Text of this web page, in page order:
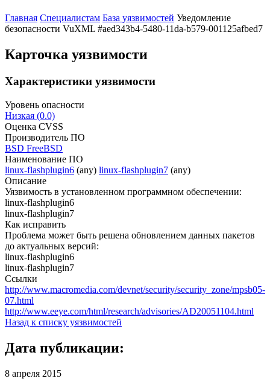
Главная Специалистам База уязвимостей Уведомление
безопасности VuXML #aed343b4-5480-11da-b579-001125afbed7
Карточка уязвимости
Характеристики уязвимости
Уровень опасности
Низкая (0.0)
Оценка CVSS
Производитель ПО
BSD FreeBSD
Наименование ПО
linux-flashplugin6 (any) linux-flashplugin7 (any)
Описание
Уязвимость в установленном программном обеспечении:
linux-flashplugin6
linux-flashplugin7
Как исправить
Проблема может быть решена обновлением данных пакетов
до актуальных версий:
linux-flashplugin6
linux-flashplugin7
Ссылки
http://www.macromedia.com/devnet/security/security_zone/mpsb05-
07.html
http://www.eeye.com/html/research/advisories/AD20051104.html
Назад к списку уязвимостей
Дата публикации:
8 апреля 2015